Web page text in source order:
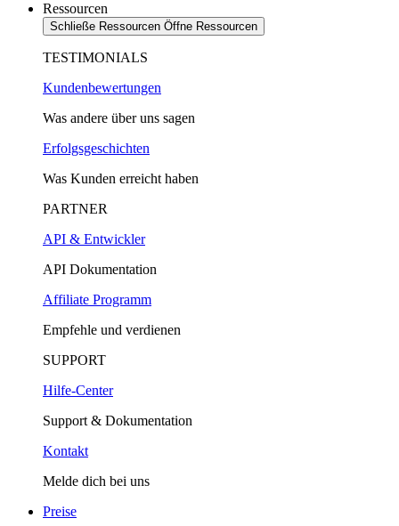
Ressourcen
Schließe Ressourcen Öffne Ressourcen
TESTIMONIALS
Kundenbewertungen
Was andere über uns sagen
Erfolgsgeschichten
Was Kunden erreicht haben
PARTNER
API & Entwickler
API Dokumentation
Affiliate Programm
Empfehle und verdienen
SUPPORT
Hilfe-Center
Support & Dokumentation
Kontakt
Melde dich bei uns
Preise